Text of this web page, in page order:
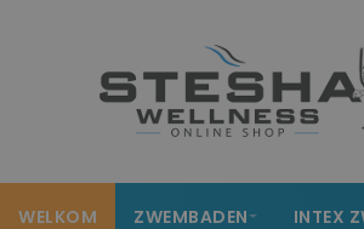
WELKOM ZWEMBADEN INTEX